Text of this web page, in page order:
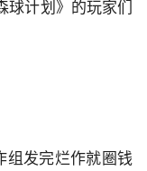
球计划》的玩家们
组发完烂作就圈钱